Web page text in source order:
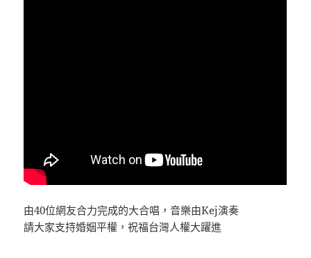
由40位網友合力完成的大合唱，音樂由Kej演奏
請大家支持婚姻平權，祝福台灣人權大躍進